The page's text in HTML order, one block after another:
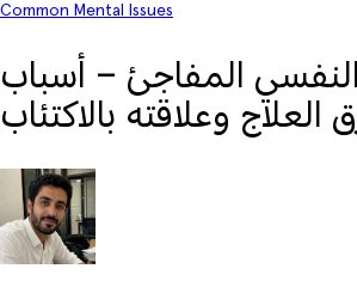
Common Mental Issues
المفاجئ – أسباب
العلاج وعلاقته بالاكتئاب